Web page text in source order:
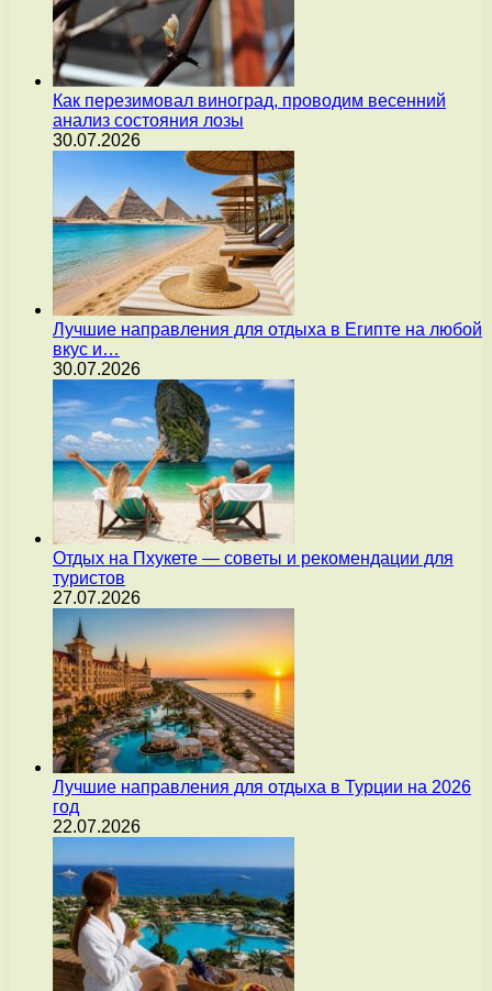
Как перезимовал виноград, проводим весенний
анализ состояния лозы
30.07.2026
Лучшие направления для отдыха в Египте на любой
вкус и…
30.07.2026
Отдых на Пхукете — советы и рекомендации для
туристов
27.07.2026
Лучшие направления для отдыха в Турции на 2026
год
22.07.2026